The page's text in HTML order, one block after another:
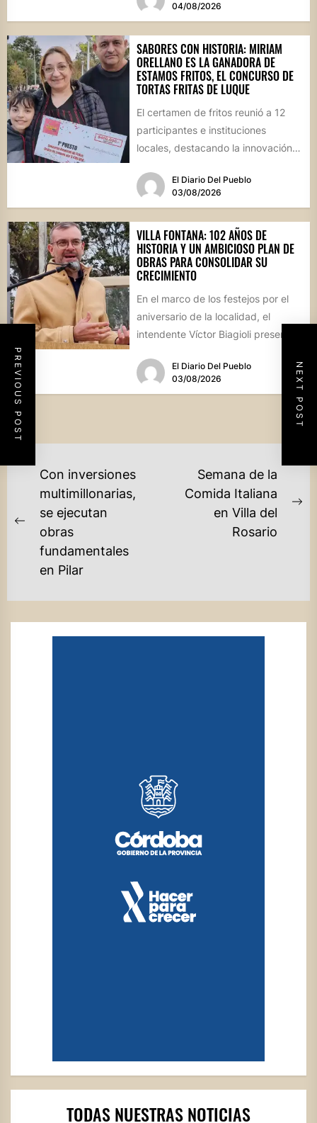
PREVIOUS POST NEXT POST
04/08/2026
SABORES CON HISTORIA: MIRIAM
ORELLANO ES LA GANADORA DE
ESTAMOS FRITOS, EL CONCURSO DE
TORTAS FRITAS DE LUQUE
El certamen de fritos reunió a 12
participantes e instituciones
locales, destacando la innovación
El Diario Del Pueblo
03/08/2026
VILLA FONTANA: 102 AÑOS DE
HISTORIA Y UN AMBICIOSO PLAN DE
OBRAS PARA CONSOLIDAR SU
CRECIMIENTO
En el marco de los festejos por el
aniversario de la localidad, el
intendente Víctor Biagioli presentó
El Diario Del Pueblo
03/08/2026
NAVEGACIÓN
ENTRADAS
Previous
post:
Con inversiones
multimillonarias,
se ejecutan
obras
fundamentales
en Pilar
Semana de la
Comida Italiana
en Villa del
Rosario
TODAS NUESTRAS NOTICIAS